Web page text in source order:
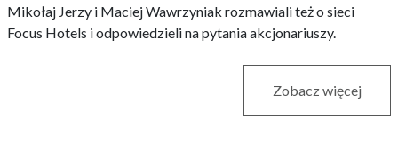
Mikołaj Jerzy i Maciej Wawrzyniak rozmawiali też o sieci
Focus Hotels i odpowiedzieli na pytania akcjonariuszy.
Zobacz więcej